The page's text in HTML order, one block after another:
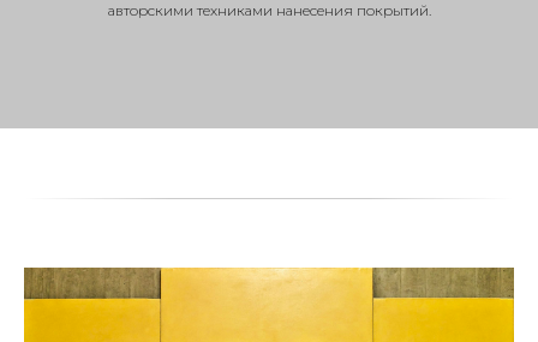
авторскими техниками нанесения покрытий.